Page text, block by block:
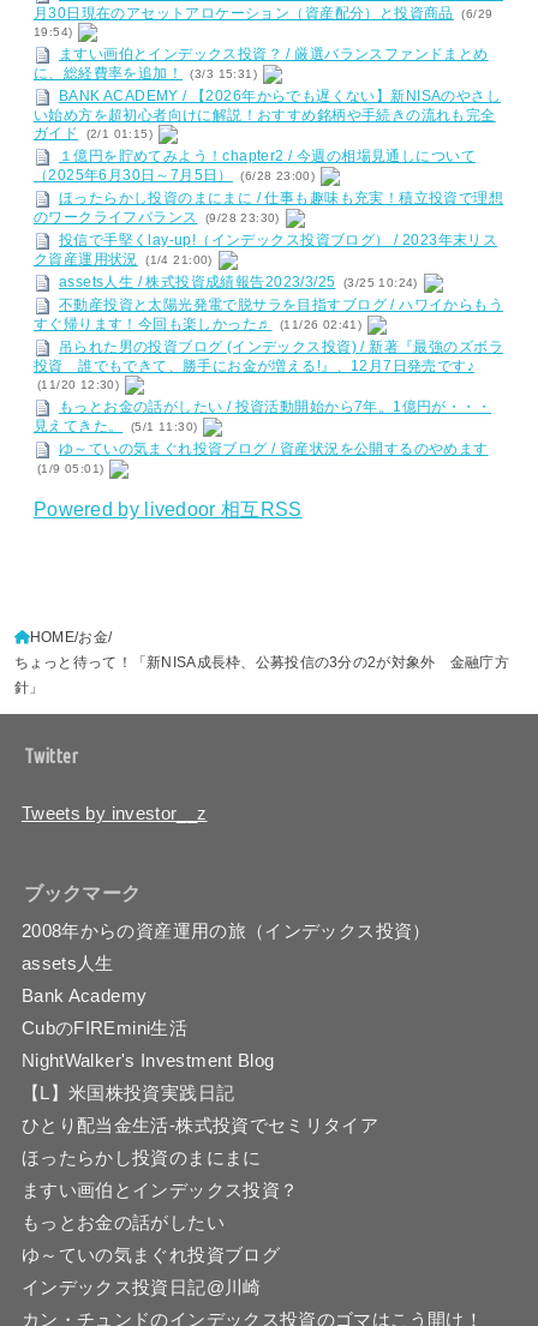
月30日現在のアセットアロケーション（資産配分）と投資商品
(6/29
19:54)
ますい画伯とインデックス投資？ / 厳選バランスファンドまとめ
に、総経費率を追加！
(3/3 15:31)
BANK ACADEMY / 【2026年からでも遅くない】新NISAのやさし
い始め方を超初心者向けに解説！おすすめ銘柄や手続きの流れも完全
ガイド
(2/1 01:15)
１億円を貯めてみよう！chapter2 / 今週の相場見通しについて
（2025年6月30日～7月5日）
(6/28 23:00)
ほったらかし投資のまにまに / 仕事も趣味も充実！積立投資で理想
のワークライフバランス
(9/28 23:30)
投信で手堅くlay-up!（インデックス投資ブログ） / 2023年末リス
ク資産運用状況
(1/4 21:00)
assets人生 / 株式投資成績報告2023/3/25 (3/25 10:24)
不動産投資と太陽光発電で脱サラを目指すブログ / ハワイからもう
すぐ帰ります！今回も楽しかった♬
(11/26 02:41)
吊られた男の投資ブログ (インデックス投資) / 新著『最強のズボラ
投資 誰でもできて、勝手にお金が増える!』、12月7日発売です♪
(11/20 12:30)
もっとお金の話がしたい / 投資活動開始から7年。1億円が・・・
見えてきた。
(5/1 11:30)
ゆ～ていの気まぐれ投資ブログ / 資産状況を公開するのやめます
(1/9 05:01)
Powered by livedoor 相互RSS
HOME お金
ちょっと待って！「新NISA成長枠、公募投信の3分の2が対象外 金融庁方
針」
Twitter
Tweets by investor__z
ブックマーク
2008年からの資産運用の旅（インデックス投資）
assets人生
Bank Academy
CubのFIREmini生活
NightWalker's Investment Blog
【L】米国株投資実践日記
ひとり配当金生活-株式投資でセミリタイア
ほったらかし投資のまにまに
ますい画伯とインデックス投資？
もっとお金の話がしたい
ゆ～ていの気まぐれ投資ブログ
インデックス投資日記@川崎
カン・チュンドのインデックス投資のゴマはこう開け！